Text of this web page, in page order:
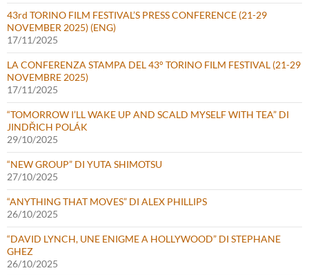
43rd TORINO FILM FESTIVAL’S PRESS CONFERENCE (21-29
NOVEMBER 2025) (ENG)
17/11/2025
LA CONFERENZA STAMPA DEL 43° TORINO FILM FESTIVAL (21-29
NOVEMBRE 2025)
17/11/2025
“TOMORROW I’LL WAKE UP AND SCALD MYSELF WITH TEA” DI
JINDŘICH POLÁK
29/10/2025
“NEW GROUP” DI YUTA SHIMOTSU
27/10/2025
“ANYTHING THAT MOVES” DI ALEX PHILLIPS
26/10/2025
“DAVID LYNCH, UNE ENIGME A HOLLYWOOD” DI STEPHANE
GHEZ
26/10/2025